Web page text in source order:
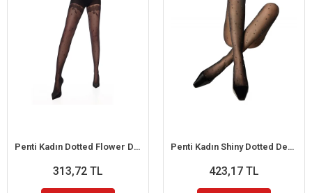
Penti Kadın Dotted Flower Desenli Külotlu Çorap
313,72 TL
Penti Kadın Shiny Dotted Desenli Külotlu Çorap
423,17 TL